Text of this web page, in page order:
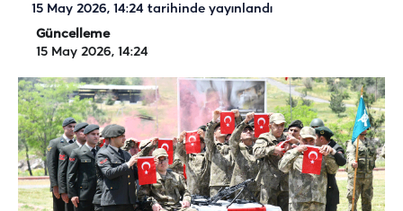
15 May 2026, 14:24 tarihinde yayınlandı
Güncelleme
15 May 2026, 14:24